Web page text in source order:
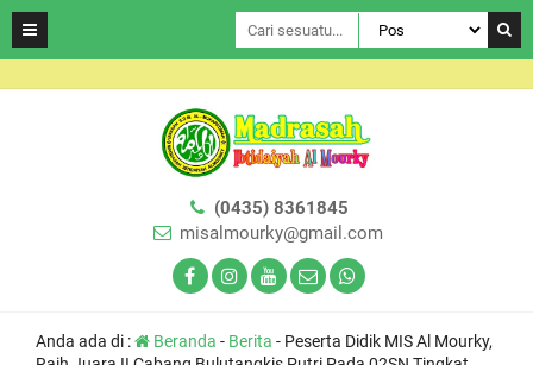
(0435) 8361845
misalmourky@gmail.com
Anda ada di : Beranda - Berita - Peserta Didik MIS Al Mourky,